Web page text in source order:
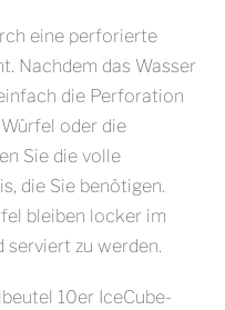
eine perforierte
Nachdem das Wasser
die Perforation
oder die
Sie die volle
die Sie benötigen.
bleiben locker im
serviert zu werden.
10er IceCube-